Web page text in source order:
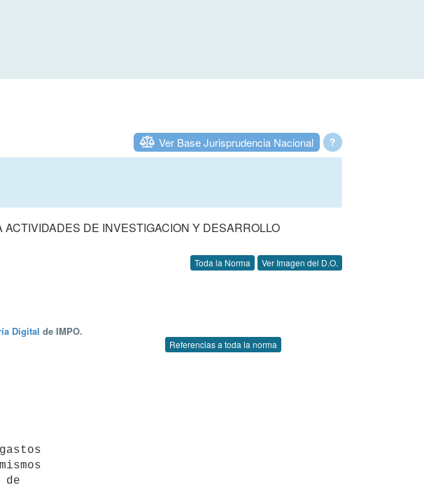
?
Ver Base Jurisprudencia Nacional
DE INVESTIGACION Y DESARROLLO
Toda la Norma Ver Imagen del D.O.
Digital de IMPO.
Referencias a toda la norma
de